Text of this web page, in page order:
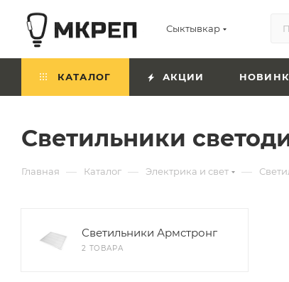
Сыктывкар
КАТАЛОГ АКЦИИ
Светильники
Главная — Каталог — Электрика и свет —
Светильники Армстронг
2 ТОВАРА